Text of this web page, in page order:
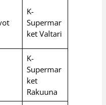
K-
Supermar
ket Valtari
K-
Supermar
ket
Rakuuna